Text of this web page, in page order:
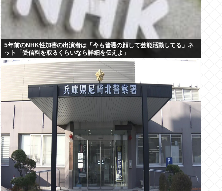
5年前のNHK性加害の出演者は「今も普通の顔して芸能活動してる」ネ
ット「受信料を取るくらいなら詳細を伝えよ」